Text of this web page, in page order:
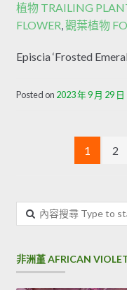
植物 TRAILING
FLOWER,觀葉植物
Episcia ‘Frosted
Posted on 2023 年 9 月 29 日
文章分頁
1 2
內容搜尋
非洲堇 AFRICAN